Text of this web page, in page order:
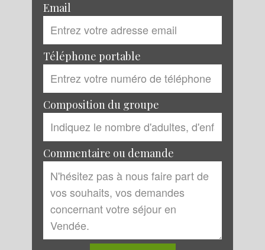
Email
Téléphone portable
Composition du groupe
Commentaire ou demande